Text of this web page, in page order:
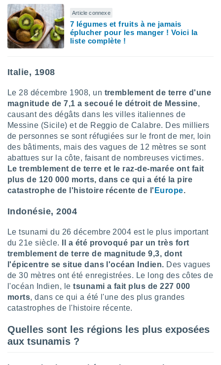
Article connexe
7 légumes et fruits à ne jamais
éplucher pour les manger ! Voici la
liste complète !
Italie, 1908
Le 28 décembre 1908, un tremblement de terre d'une
magnitude de 7,1 a secoué le détroit de Messine,
causant des dégâts dans les villes italiennes de
Messine (Sicile) et de Reggio de Calabre. Des milliers
de personnes se sont réfugiées sur le front de mer, loin
des bâtiments, mais des vagues de 12 mètres se sont
abattues sur la côte, faisant de nombreuses victimes.
Le tremblement de terre et le raz-de-marée ont fait
plus de 120 000 morts, dans ce qui a été la pire
catastrophe de l'histoire récente de l' Europe.
Indonésie, 2004
Le tsunami du 26 décembre 2004 est le plus important
du 21e siècle.
Il a été provoqué par un très fort
tremblement de terre de magnitude 9,3, dont
l'épicentre se situe dans l'océan Indien. Des vagues
de 30 mètres ont été enregistrées. Le long des côtes de
l'océan Indien, letsunami a fait plus de 227 000
morts, dans ce qui a été l'une des plus grandes
catastrophes de l'histoire récente.
Quelles sont les régions les plus exposées
aux tsunamis ?